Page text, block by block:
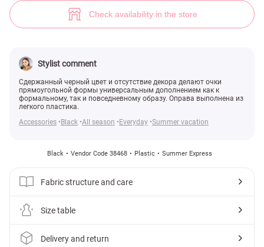
Check availability in the store
Stylist comment
Сдержанный черный цвет и отсутствие декора делают очки
прямоугольной формы универсальным дополнением как к
формальному, так и повседневному образу. Оправа выполнена из
легкого пластика.
Accessories
Black All season Everyday Summer vacation
Black Vendor Code 38468 Plastic Summer Express
Fabric structure and care
Size table
Delivery and return
(№ 38468) ♡ Gepur - women clothes store